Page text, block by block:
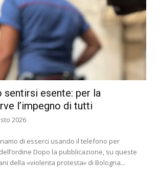
sentirsi esente: per la
l’impegno di tutti
2026
di esserci usando il telefono per
Dopo la pubblicazione, su queste
della «violenta protesta» di Bologna...